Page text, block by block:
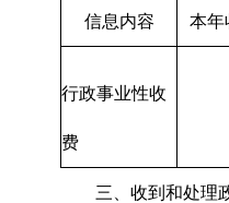
信息内容 本年
行政事业性收
费
三、收到和处理